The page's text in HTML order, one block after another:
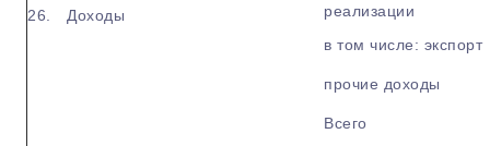
26. Доходы
реализации
в том числе: экспорт
прочие доходы
Всего